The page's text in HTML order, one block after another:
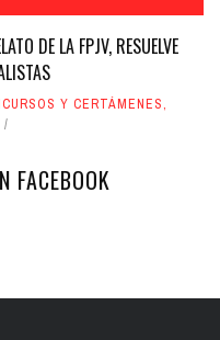
DE LA FPJV, RESUELVE
Y CERTÁMENES,
FACEBOOK